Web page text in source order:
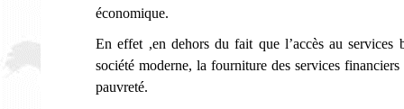
économique.
En effet ,en dehors du fait que l’accès au services
société moderne, la fourniture des services
pauvreté.